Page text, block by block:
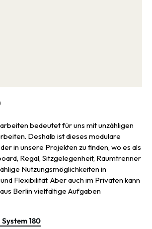
bedeutet für uns mit unzähligen
Deshalb ist dieses modulare
in unsere Projekten zu finden, wo es als
Regal, Sitzgelegenheit, Raumtrenner
Nutzungsmöglichkeiten in
Flexibilität. Aber auch im Privaten kann
Berlin vielfältige Aufgaben
180